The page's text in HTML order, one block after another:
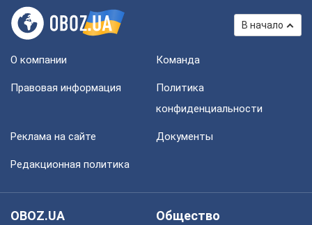
В начало
О компании Команда
Правовая информация
Политика
конфиденциальности
Реклама на сайте Документы
Редакционная политика
OBOZ.UA
Общество